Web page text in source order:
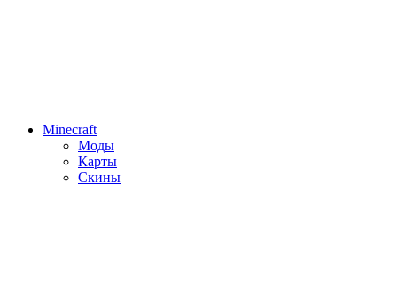
Minecraft
Моды
Карты
Скины